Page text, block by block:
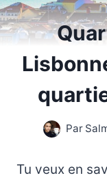
Par
Tu veux en